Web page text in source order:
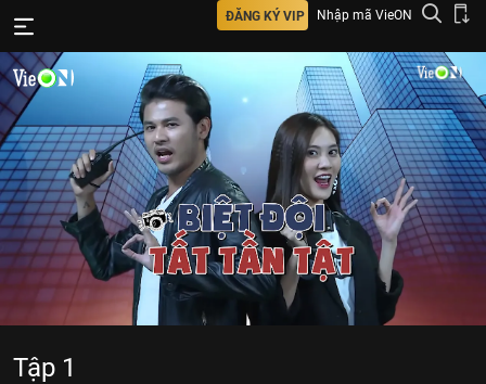
ĐĂNG KÝ VIP Nhập mã VieON
Tập 1